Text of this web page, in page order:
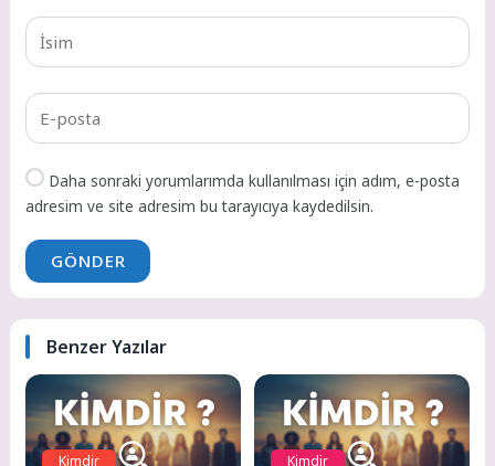
Daha sonraki yorumlarımda kullanılması için adım, e-posta
adresim ve site adresim bu tarayıcıya kaydedilsin.
GÖNDER
Benzer Yazılar
Kimdir Kimdir